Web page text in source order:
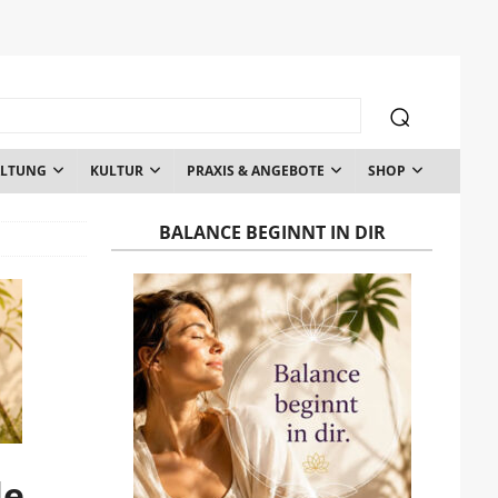
KULTUR PRAXIS & ANGEBOTE SHOP
BALANCE BEGINNT IN DIR